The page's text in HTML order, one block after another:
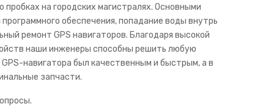
на городских магистралях. Основными
обеспечения, попадание воды внутрь
ремонт GPS навигаторов. Благодаря высокой
наши инженеры способны решить любую
навигатора был качественным и быстрым, а в
запчасти.